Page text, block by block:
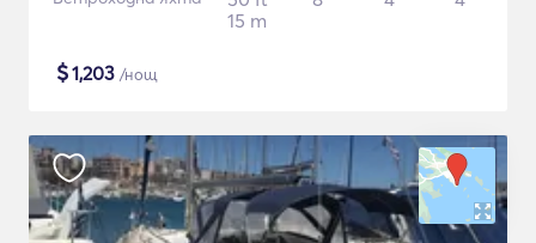
15 m
$1,203 /нощ